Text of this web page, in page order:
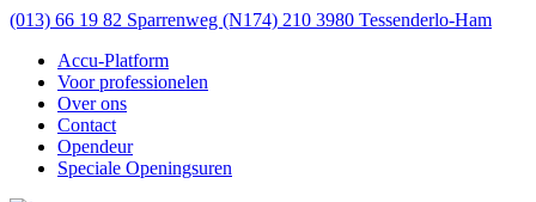
(013) 66 19 82 Sparrenweg (N174) 210 3980 Tessenderlo-Ham
Accu-Platform
Voor professionelen
Over ons
Contact
Opendeur
Speciale Openingsuren